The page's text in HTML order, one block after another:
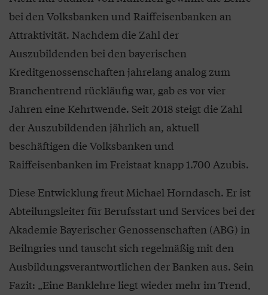
bei den Volksbanken und Raiffeisenbanken an
Attraktivität. Nachdem die Zahl der
Auszubildenden bei den bayerischen
Kreditgenossenschaften jahrelang analog zum
Branchentrend rückläufig war, gab es vor vier
Jahren eine Kehrtwende. Seit 2018 steigt die Zahl
der Auszubildenden jährlich an, aktuell
beschäftigen die Volksbanken und
Raiffeisenbanken im Freistaat knapp 1.700 Azubis.
Diese Entwicklung freut Michael Horndasch. Er ist
Abteilungsleiter für Berufsstart und Services bei der
Akademie Bayerischer Genossenschaften (ABG) in
Beilngries und tauscht sich regelmäßig mit den
Ausbildungsverantwortlichen der Banken aus. Sein
Fazit: „Eine Banklehre liegt wieder mehr im Trend,